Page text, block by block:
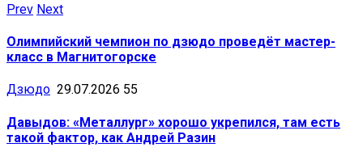
Prev Next
Олимпийский чемпион по дзюдо проведёт мастер-
класс в Магнитогорске
Дзюдо 29.07.2026 55
Давыдов: «Металлург» хорошо укрепился, там есть
такой фактор, как Андрей Разин